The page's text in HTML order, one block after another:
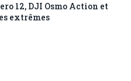
12, DJI Osmo Action et
extrêmes